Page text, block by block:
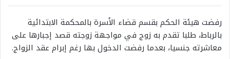
رفضت هيئة الحكم بقسم قضاء الأسرة بالمحكمة الابتدائية
بالرباط، طلبا تقدم به زوج في مواجهة زوجته قصد إجبارها على
معاشرته جنسيا، بعدما رفضت الدخول بها رغم إبرام عقد الزواج.